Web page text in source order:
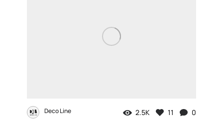
Deco Line 2.5K 11 0